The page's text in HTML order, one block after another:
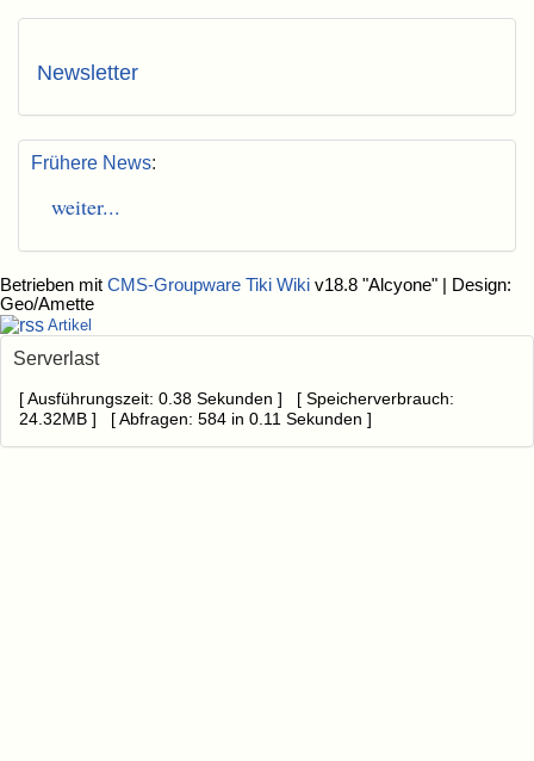
Newsletter
Frühere News:
weiter...
Betrieben mit CMS-Groupware Tiki Wiki v18.8 "Alcyone" | Design:
Geo/Amette
Artikel
Serverlast
[ Ausführungszeit: 0.38 Sekunden ] [ Speicherverbrauch:
24.32MB ] [ Abfragen: 584 in 0.11 Sekunden ]